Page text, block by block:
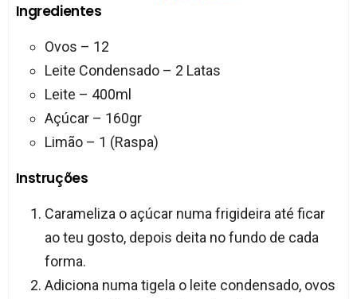
Ingredientes
Ovos – 12
Leite Condensado – 2 Latas
Leite – 400ml
Açúcar – 160gr
Limão – 1 (Raspa)
Instruções
Carameliza o açúcar numa frigideira até ficar
ao teu gosto, depois deita no fundo de cada
forma.
Adiciona numa tigela o leite condensado, ovos